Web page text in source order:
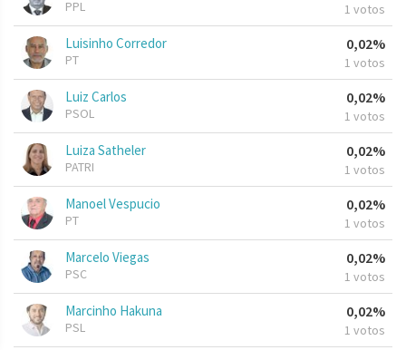
PPL 1 votos
Luisinho Corredor
PT
0,02%
1 votos
Luiz Carlos
PSOL
0,02%
1 votos
Luiza Satheler
PATRI
0,02%
1 votos
Manoel Vespucio
PT
0,02%
1 votos
Marcelo Viegas
PSC
0,02%
1 votos
Marcinho Hakuna
PSL
0,02%
1 votos